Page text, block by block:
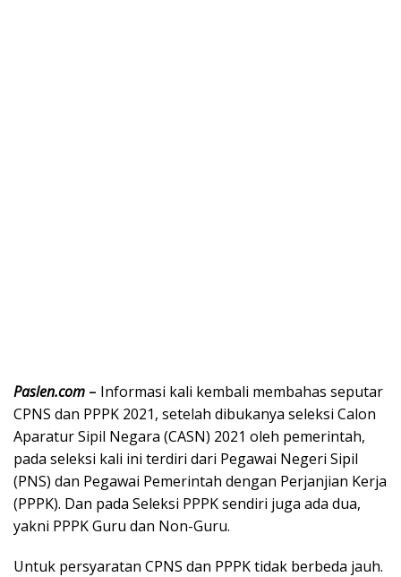
Paslen.com – Informasi kali kembali membahas seputar
CPNS dan PPPK 2021, setelah dibukanya seleksi Calon
Aparatur Sipil Negara (CASN) 2021 oleh pemerintah,
pada seleksi kali ini terdiri dari Pegawai Negeri Sipil
(PNS) dan Pegawai Pemerintah dengan Perjanjian Kerja
(PPPK). Dan pada Seleksi PPPK sendiri juga ada dua,
yakni PPPK Guru dan Non-Guru.
Untuk persyaratan CPNS dan PPPK tidak berbeda jauh.